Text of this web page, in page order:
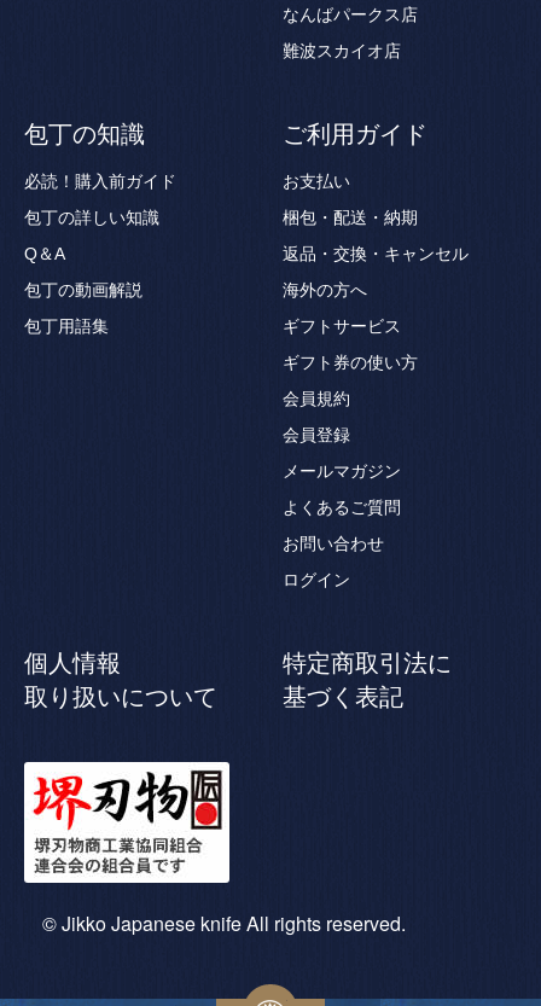
なんばパークス店
難波スカイオ店
包丁の知識
必読！購入前ガイド
包丁の詳しい知識
Q＆A
包丁の動画解説
包丁用語集
ご利用ガイド
お支払い
梱包・配送・納期
返品・交換・キャンセル
海外の方へ
ギフトサービス
ギフト券の使い方
会員規約
会員登録
メールマガジン
よくあるご質問
お問い合わせ
ログイン
個人情報
取り扱いについて
特定商取引法に
基づく表記
© Jikko Japanese knife All rights reserved.